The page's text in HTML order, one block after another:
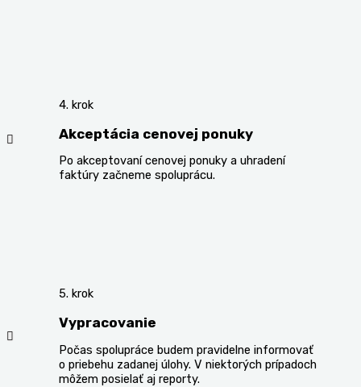
4. krok
Akceptácia cenovej ponuky
Po akceptovaní cenovej ponuky a uhradení
faktúry začneme spoluprácu.
5. krok
Vypracovanie
Počas spolupráce budem pravidelne informovať
o priebehu zadanej úlohy. V niektorých prípadoch
môžem posielať aj reporty.